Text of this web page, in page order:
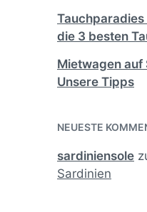
Tauchparadies
die 3 besten
Mietwagen auf
Unsere Tipps
NEUESTE
sardiniensole
Sardinien